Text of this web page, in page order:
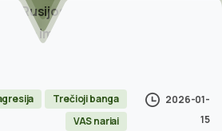
Rusijos agresija
melo imperija, kiek ji besipūstų ir
Trečioji banga
VAS nariai
2026-01-
15